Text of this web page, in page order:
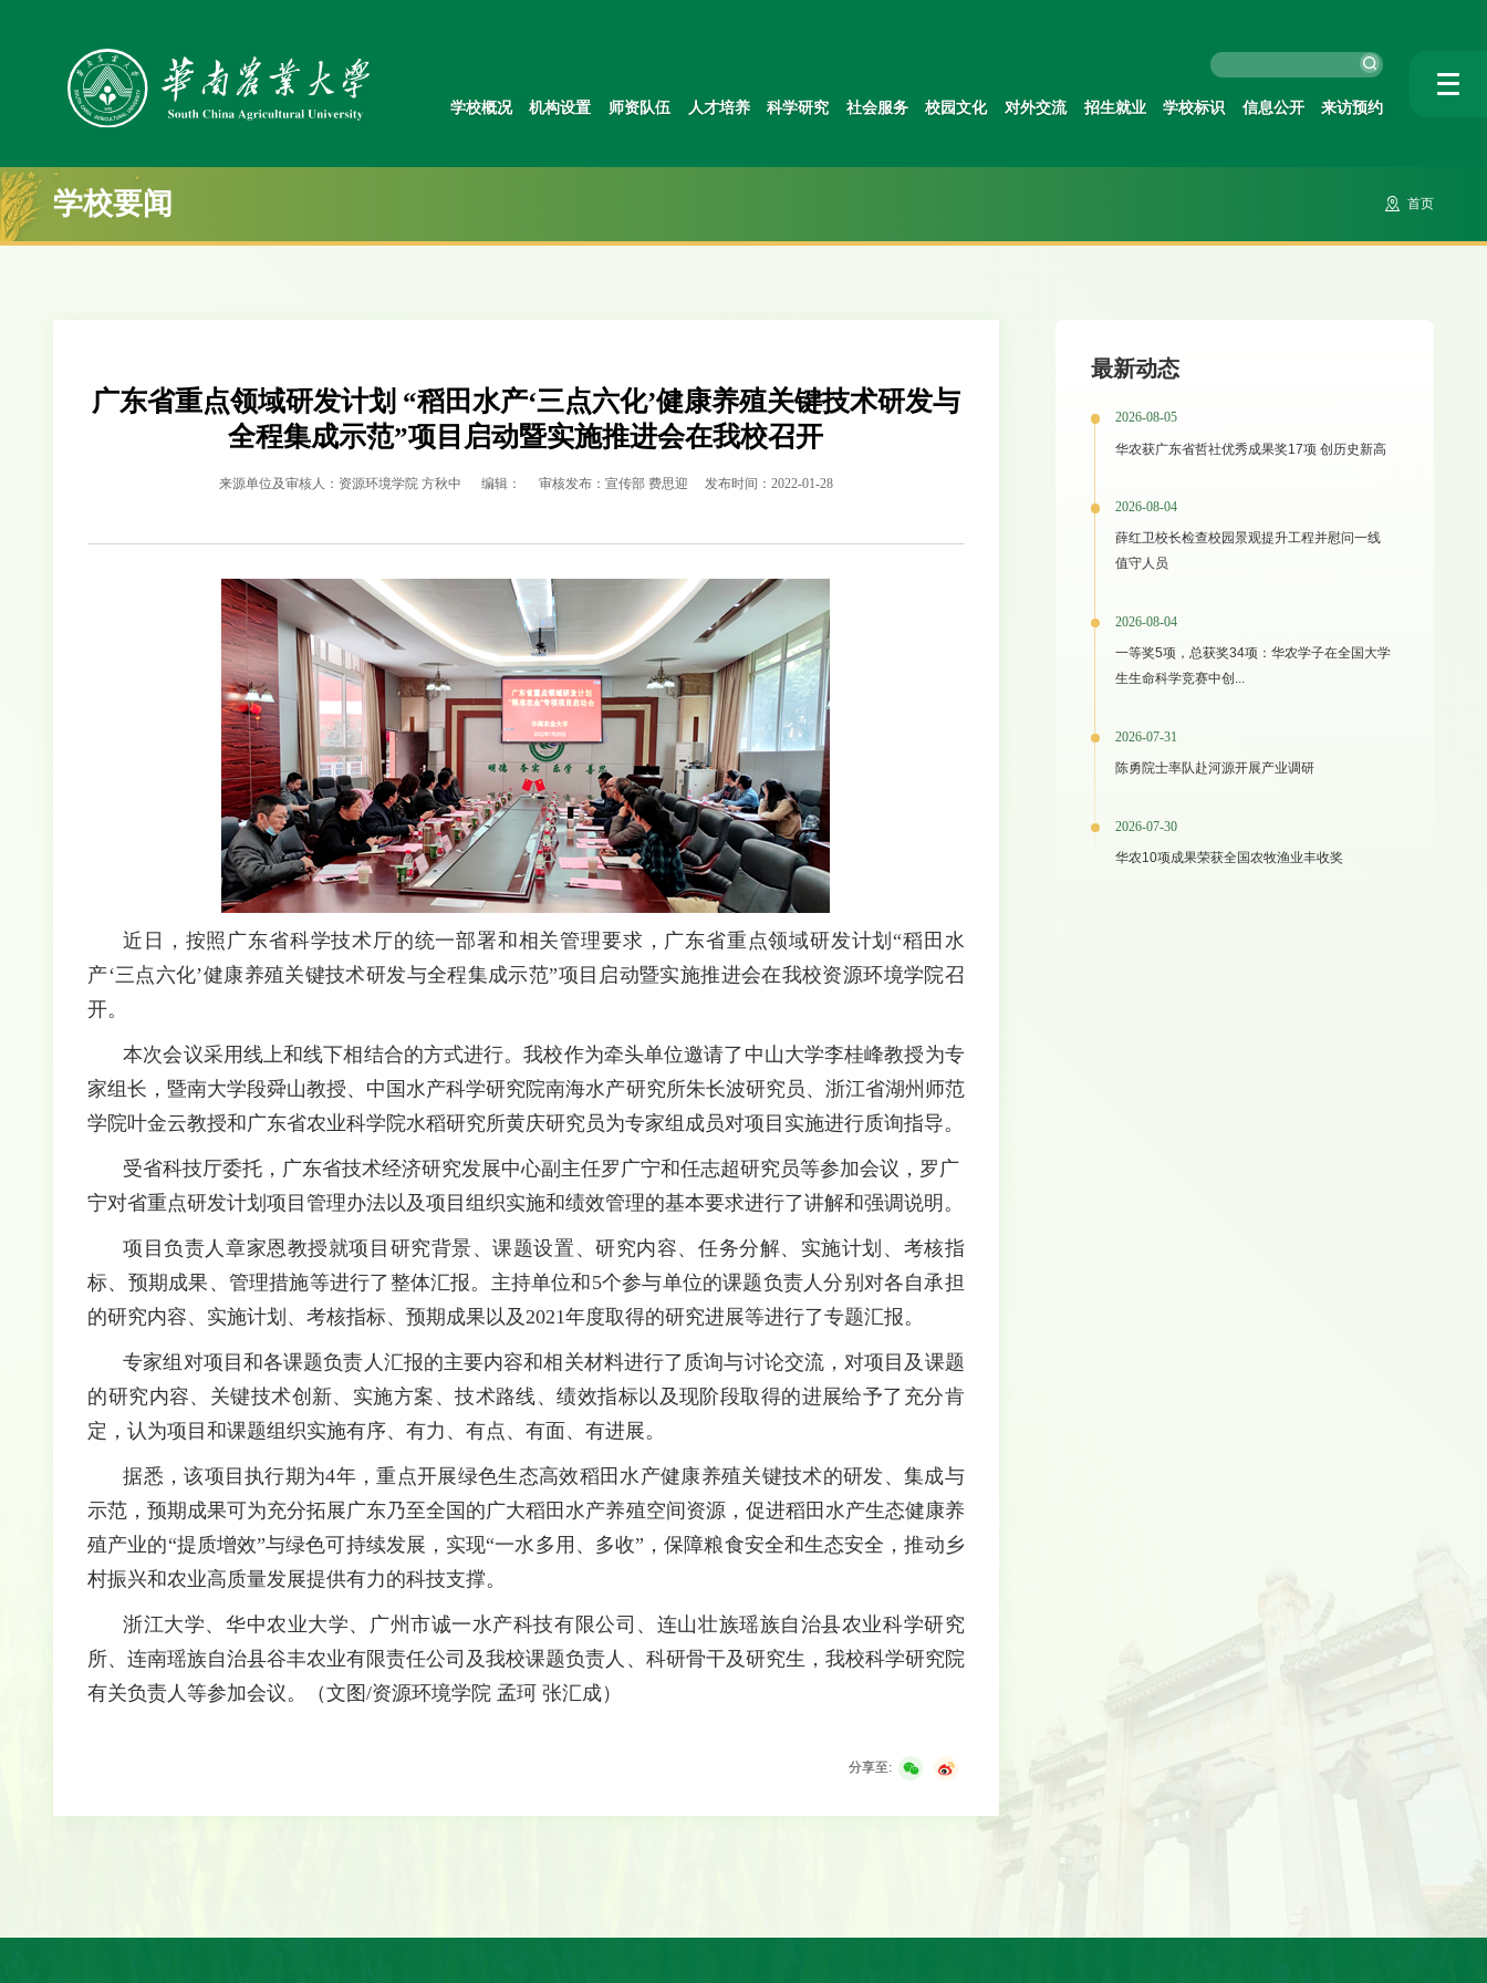
学校概况 机构设置 师资队伍 人才培养 科学研究 社会服务 校园文化 对外交流 招生就业 学校标识 信息公开 来访预约
学校要闻 首页
广东省重点领域研发计划 “稻田水产‘三点六化’健康养殖关键技术研发与
全程集成示范”项目启动暨实施推进会在我校召开
来源单位及审核人：资源环境学院 方秋中 编辑： 审核发布：宣传部 费思迎 发布时间：2022-01-28
近日，按照广东省科学技术厅的统一部署和相关管理要求，广东省重点领域研发计划“稻田水
产‘三点六化’健康养殖关键技术研发与全程集成示范”项目启动暨实施推进会在我校资源环境学院召
开。
本次会议采用线上和线下相结合的方式进行。我校作为牵头单位邀请了中山大学李桂峰教授为专
家组长，暨南大学段舜山教授、中国水产科学研究院南海水产研究所朱长波研究员、浙江省湖州师范
学院叶金云教授和广东省农业科学院水稻研究所黄庆研究员为专家组成员对项目实施进行质询指导。
受省科技厅委托，广东省技术经济研究发展中心副主任罗广宁和任志超研究员等参加会议，罗广
宁对省重点研发计划项目管理办法以及项目组织实施和绩效管理的基本要求进行了讲解和强调说明。
项目负责人章家恩教授就项目研究背景、课题设置、研究内容、任务分解、实施计划、考核指
标、预期成果、管理措施等进行了整体汇报。主持单位和5个参与单位的课题负责人分别对各自承担
的研究内容、实施计划、考核指标、预期成果以及 2021年度取得的研究进展等进行了专题汇报。
专家组对项目和各课题负责人汇报的主要内容和相关材料进行了质询与讨论交流，对项目及课题
的研究内容、关键技术创新、实施方案、技术路线、绩效指标以及现阶段取得的进展给予了充分肯
定，认为项目和课题组织实施有序、有力、有点、有面、有进展。
据悉，该项目执行期为4年，重点开展绿色生态高效稻田水产健康养殖关键技术的研发、集成与
示范，预期成果可为充分拓展广东乃至全国的广大稻田水产养殖空间资源，促进稻田水产生态健康养
殖产业的“提质增效”与绿色可持续发展，实现“一水多用、多收”，保障粮食安全和生态安全，推动乡
村振兴和农业高质量发展提供有力的科技支撑。
浙江大学、华中农业大学、广州市诚一水产科技有限公司、连山壮族瑶族自治县农业科学研究
所、连南瑶族自治县谷丰农业有限责任公司及我校课题负责人、科研骨干及研究生，我校科学研究院
有关负责人等参加会议。（文图/资源环境学院 孟珂 张汇成）
分享至:
最新动态
2026-08-05
华农获广东省哲社优秀成果奖17项 创历史新高
2026-08-04
薛红卫校长检查校园景观提升工程并慰问一线
值守人员
2026-08-04
一等奖5项，总获奖34项：华农学子在全国大学
生生命科学竞赛中创...
2026-07-31
陈勇院士率队赴河源开展产业调研
2026-07-30
华农10项成果荣获全国农牧渔业丰收奖